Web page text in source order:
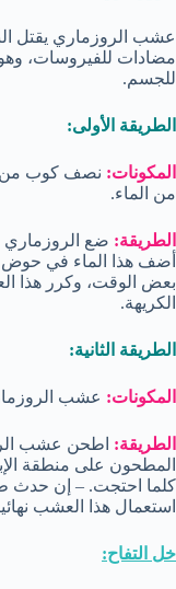
عشب الروزماري يقتل
مضادات للفيروسات،
للجسم.
الطريقة الأولى:
المكونات: نصف كوب من
من الماء.
الطريقة: ضع الروزماري
أضف هذا الماء في حوض
بعض الوقت، وكرر هذا
الكريهة.
الطريقة الثانية:
المكونات: عشب
الطريقة: اطحن عشب
المطحون على منطقة
كلما احتجت. – إن حدث
استعمال هذا العشب
خل التفاح: